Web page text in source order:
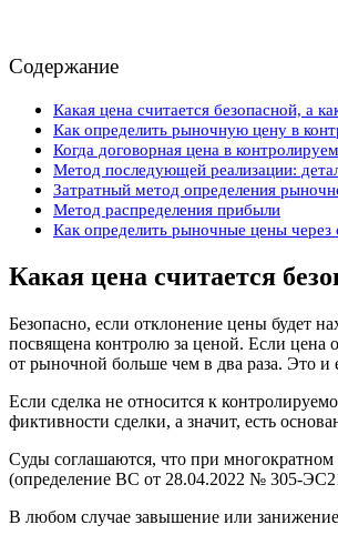
Содержание
Какая цена считается безопасной, а
Как определить рыночную цену в
Когда договорная цена в
Метод последующей реализации:
Затратный метод определения
Метод распределения прибыли
Как определить рыночные цены через
Какая цена считается
Безопасно, если отклонение цены будет
посвящена контролю за ценой. Если цена
от рыночной больше чем в два раза. Это и
Если сделка не относится к
фиктивности сделки, а значит, есть
Суды соглашаются, что при
(определение ВС от 28.04.2022 № 305-
В любом случае завышение или